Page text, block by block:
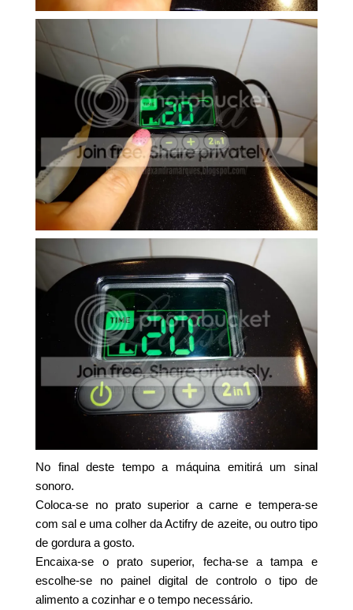
No final deste tempo a máquina emitirá um sinal
sonoro.
Coloca-se no prato superior a carne e tempera-se
com sal e uma colher da Actifry de azeite, ou outro tipo
de gordura a gosto.
Encaixa-se o prato superior, fecha-se a tampa e
escolhe-se no painel digital de controlo o tipo de
alimento a cozinhar e o tempo necessário.